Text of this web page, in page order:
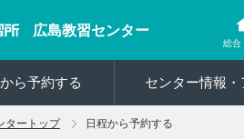
広島教習センター
総合
ら予約する センター情報・
タートップ 日程から予約する